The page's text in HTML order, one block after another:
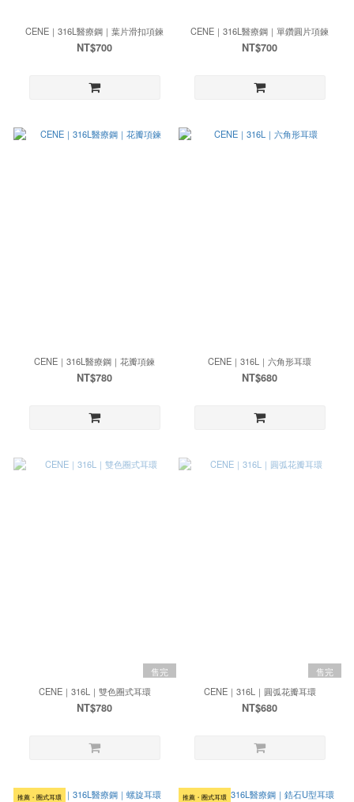
CENE｜316L醫療鋼｜葉片滑扣項鍊
NT$700
CENE｜316L醫療鋼｜單鑽圓片項鍊
NT$700
CENE｜316L醫療鋼｜花瓣項鍊
NT$780
CENE｜316L｜六角形耳環
NT$680
售完
CENE｜316L｜雙色圈式耳環
NT$780
售完
CENE｜316L｜圓弧花瓣耳環
NT$680
推薦・圈式耳環 推薦・圈式耳環